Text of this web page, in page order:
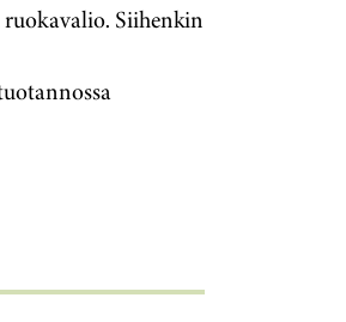
ruokavalio. Siihenkin